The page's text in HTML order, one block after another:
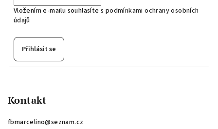
Vložením e-mailu souhlasíte s podmínkami ochrany osobních
údajů
Přihlásit se
Kontakt
fbmarcelino@seznam.cz